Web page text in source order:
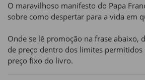
O maravilhoso manifesto do Papa
sobre como despertar para a vida em
Onde se lê promoção na frase abaixo,
de preço dentro dos limites permitidos
preço fixo do livro.